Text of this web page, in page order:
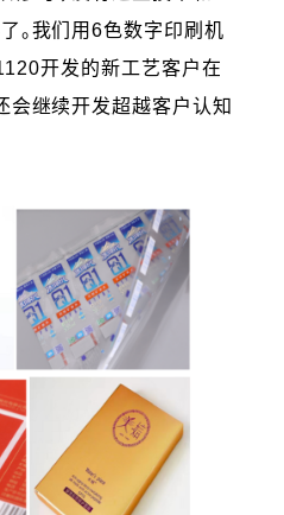
。我们用6色数字印刷机
开发的新工艺客户在
会继续开发超越客户认知